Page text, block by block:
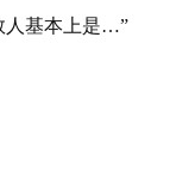
人基本上是…”